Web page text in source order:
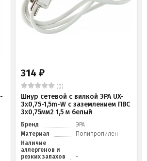
314 ₽
(0)
Шнур сетевой с вилкой ЭРА UX-
3x0,75-1,5m-W с заземлением ПВС
3x0,75мм2 1,5 м белый
Бренд
ЭРА
Материал
Полипропилен
Наличие
аллергенов и
резких запахов
-